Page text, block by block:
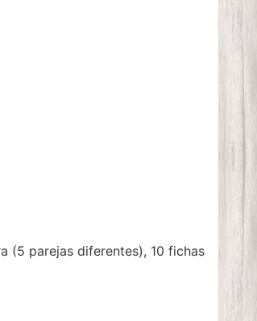
(5 parejas diferentes), 10 fichas